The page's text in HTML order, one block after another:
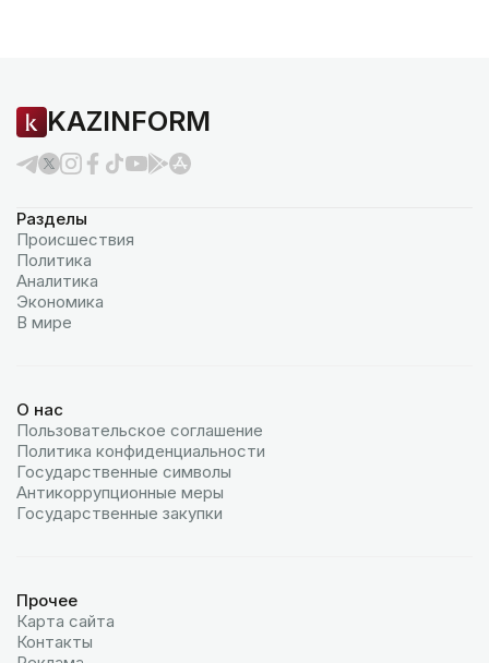
KAZINFORM
Разделы
Происшествия
Политика
Аналитика
Экономика
В мире
О нас
Пользовательское соглашение
Политика конфиденциальности
Государственные символы
Антикоррупционные меры
Государственные закупки
Прочее
Карта сайта
Контакты